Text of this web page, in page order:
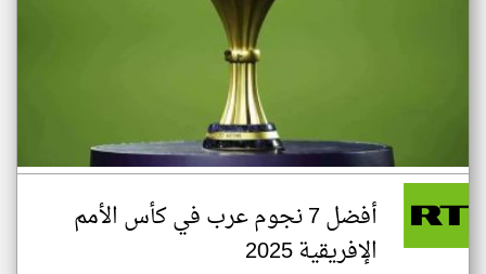
أفضل 7 نجوم عرب في كأس الأمم
الإفريقية 2025